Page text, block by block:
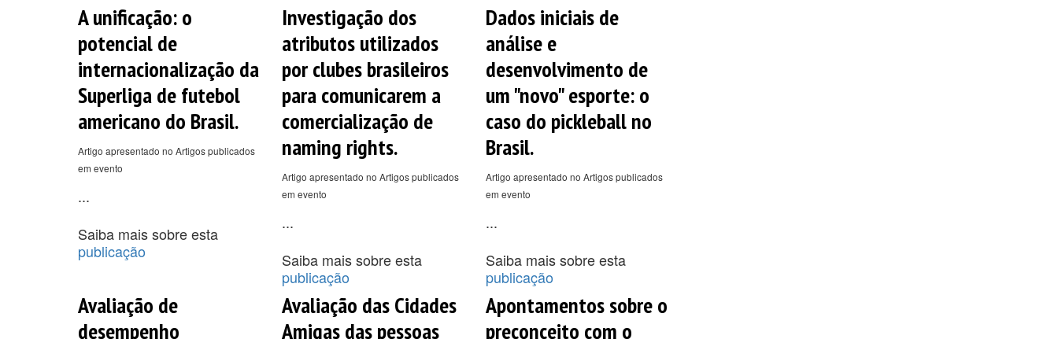
A unificação: o
potencial de
internacionalização da
Superliga de futebol
americano do Brasil.
Artigo apresentado no Artigos publicados
em evento
...
Saiba mais sobre esta
publicação
Investigação dos
atributos utilizados
por clubes brasileiros
para comunicarem a
comercialização de
naming rights.
Artigo apresentado no Artigos publicados
em evento
...
Saiba mais sobre esta
publicação
Dados iniciais de
análise e
desenvolvimento de
um "novo" esporte: o
caso do pickleball no
Brasil.
Artigo apresentado no Artigos publicados
em evento
...
Saiba mais sobre esta
publicação
Avaliação de
desempenho
Avaliação das Cidades
Amigas das pessoas
Apontamentos sobre o
preconceito com o